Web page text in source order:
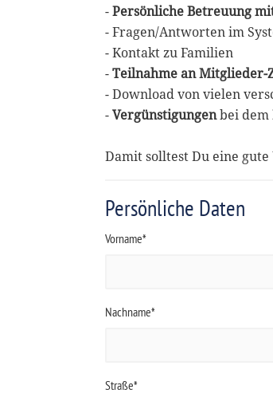
-Persönliche Betreuung
- Fragen/Antworten im
- Kontakt zu Familien
-Teilnahme an Mitglieder-
- Download von vielen
-Vergünstigungenbei dem
Damit solltest Du eine
Persönliche Daten
Vorname*
Nachname*
Straße*